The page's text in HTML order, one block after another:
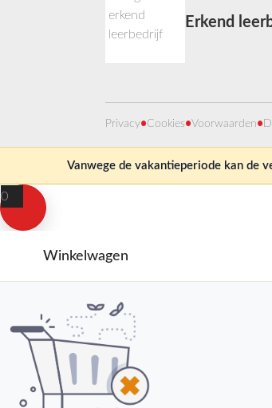
Erkend
Privacy•Cookies•Voorwaarden•
Vanwege de vakantieperiode kan de
0
Winkelwagen